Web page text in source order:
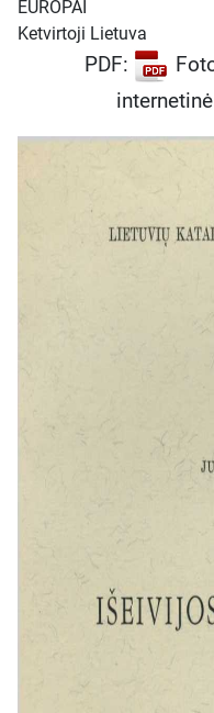
EUROPAI
Ketvirtoji Lietuva
PDF: